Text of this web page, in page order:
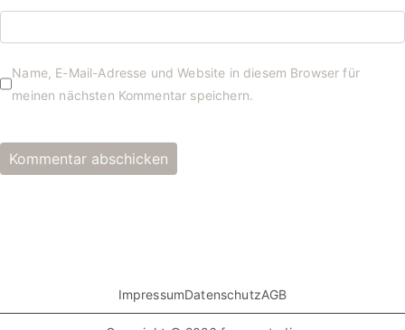
Name, E-Mail-Adresse und Website in diesem Browser für
meinen nächsten Kommentar speichern.
ImpressumDatenschutzAGB